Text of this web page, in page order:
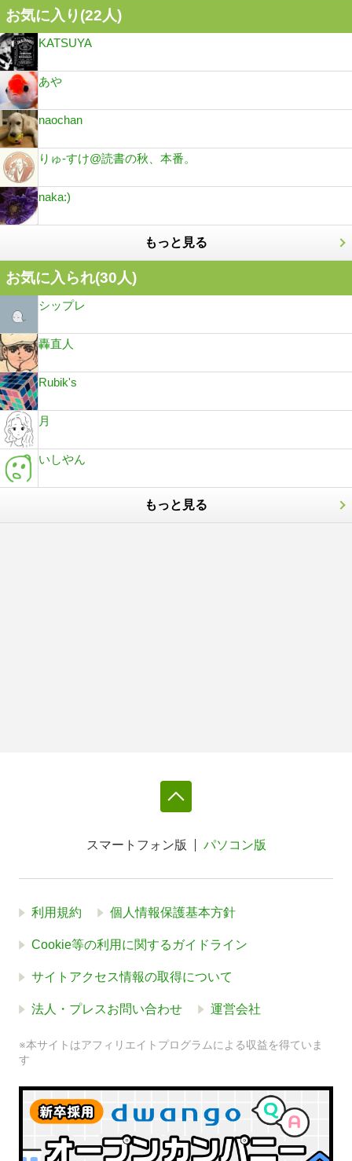
お気に入り(22人)
KATSUYA
あや
naochan
りゅ-すけ@読書の秋、本番。
naka:)
もっと見る
お気に入られ(30人)
シップレ
轟直人
Rubik's
月
いしやん
もっと見る
スマートフォン版 パソコン版
利用規約 個人情報保護基本方針
Cookie等の利用に関するガイドライン
サイトアクセス情報の取得について
法人・プレスお問い合わせ 運営会社
※本サイトはアフィリエイトプログラムによる収益を得ていま
す